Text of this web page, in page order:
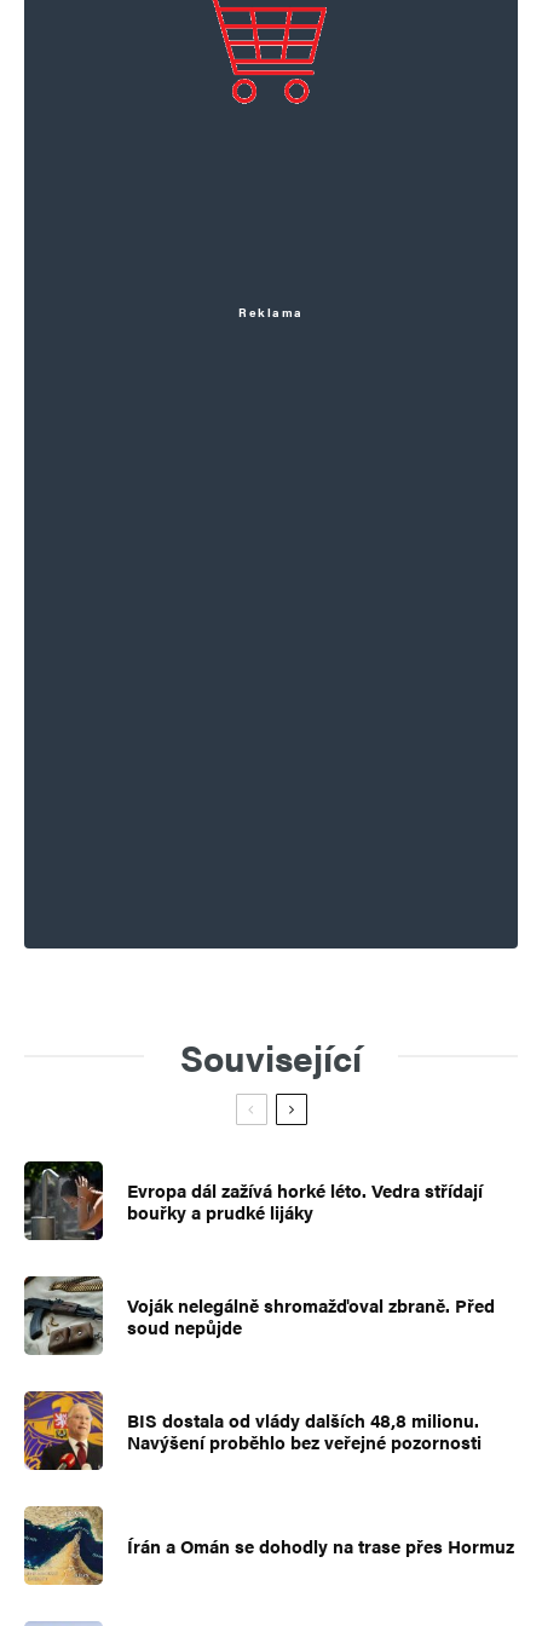
Reklama
Související
Evropa dál zažívá horké léto. Vedra střídají
bouřky a prudké lijáky
Voják nelegálně shromažďoval zbraně. Před
soud nepůjde
BIS dostala od vlády dalších 48,8 milionu.
Navýšení proběhlo bez veřejné pozornosti
Írán a Omán se dohodly na trase přes Hormuz